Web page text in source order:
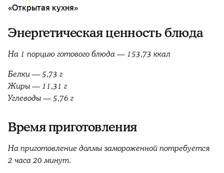
«Открытая кухня»
Энергетическая ценность блюда
На 1 порцию готового блюда — 153,73 ккал
Белки — 5,73 г
Жиры — 11,31 г
Углеводы — 5,76 г
Время приготовления
На приготовление долмы замороженной потребуется
2 часа 20 минут.